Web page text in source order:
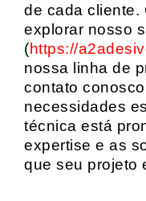
de cada cliente.
explorar nosso
(https://
nossa linha de
contato
necessidades
técnica está
expertise e as
que seu projeto